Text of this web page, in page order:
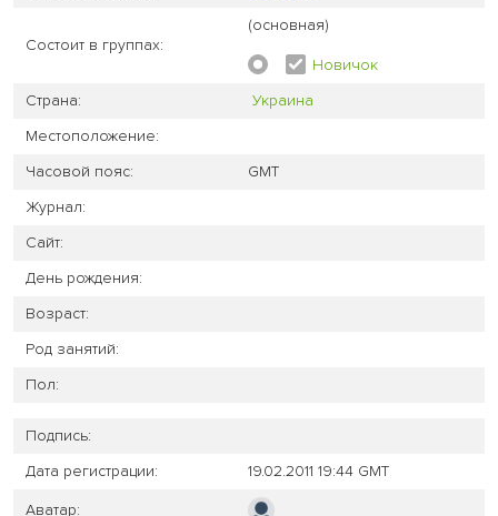
Состоит в группах:
(основная)
Новичок
Страна:
Украина
Местоположение:
Часовой пояс:
GMT
Журнал:
Сайт:
День рождения:
Возраст:
Род занятий:
Пол:
Подпись:
Дата регистрации:
19.02.2011 19:44 GMT
Аватар: